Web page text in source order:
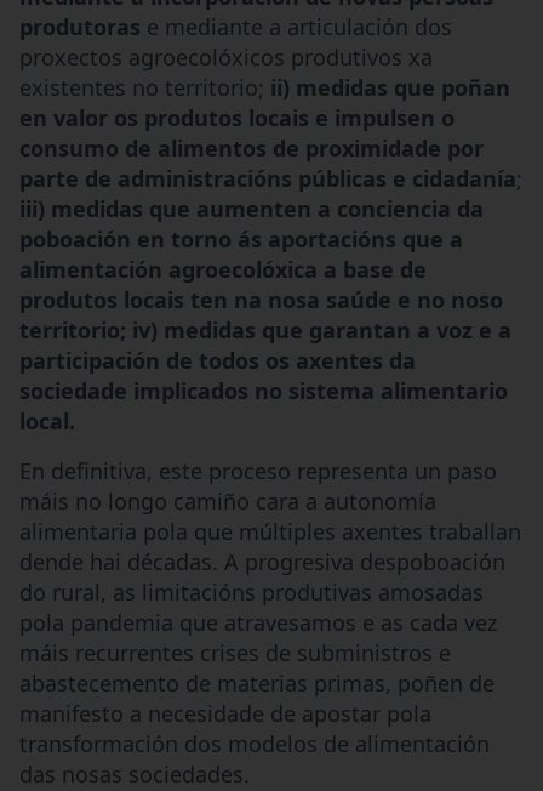
produtoras e mediante a articulación dos
proxectos agroecolóxicos produtivos xa
existentes no territorio; ii) medidas que poñan
en valor os produtos locais e impulsen o
consumo de alimentos de proximidade por
parte de administracións públicas e cidadanía;
iii) medidas que aumenten a conciencia da
poboación en torno ás aportacións que a
alimentación agroecolóxica a base de
produtos locais ten na nosa saúde e no noso
territorio; iv) medidas que garantan a voz e a
participación de todos os axentes da
sociedade implicados no sistema alimentario
local.
En definitiva, este proceso representa un paso
máis no longo camiño cara a autonomía
alimentaria pola que múltiples axentes traballan
dende hai décadas. A progresiva despoboación
do rural, as limitacións produtivas amosadas
pola pandemia que atravesamos e as cada vez
máis recurrentes crises de subministros e
abastecemento de materias primas, poñen de
manifesto a necesidade de apostar pola
transformación dos modelos de alimentación
das nosas sociedades.